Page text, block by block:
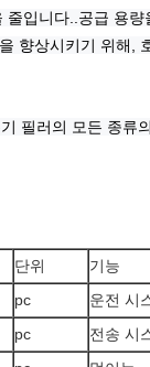
입니다.. 공급 용량
향상시키기 위해,
필러의 모든 종
단위
기능
pc
운전 시
pc
전송 시